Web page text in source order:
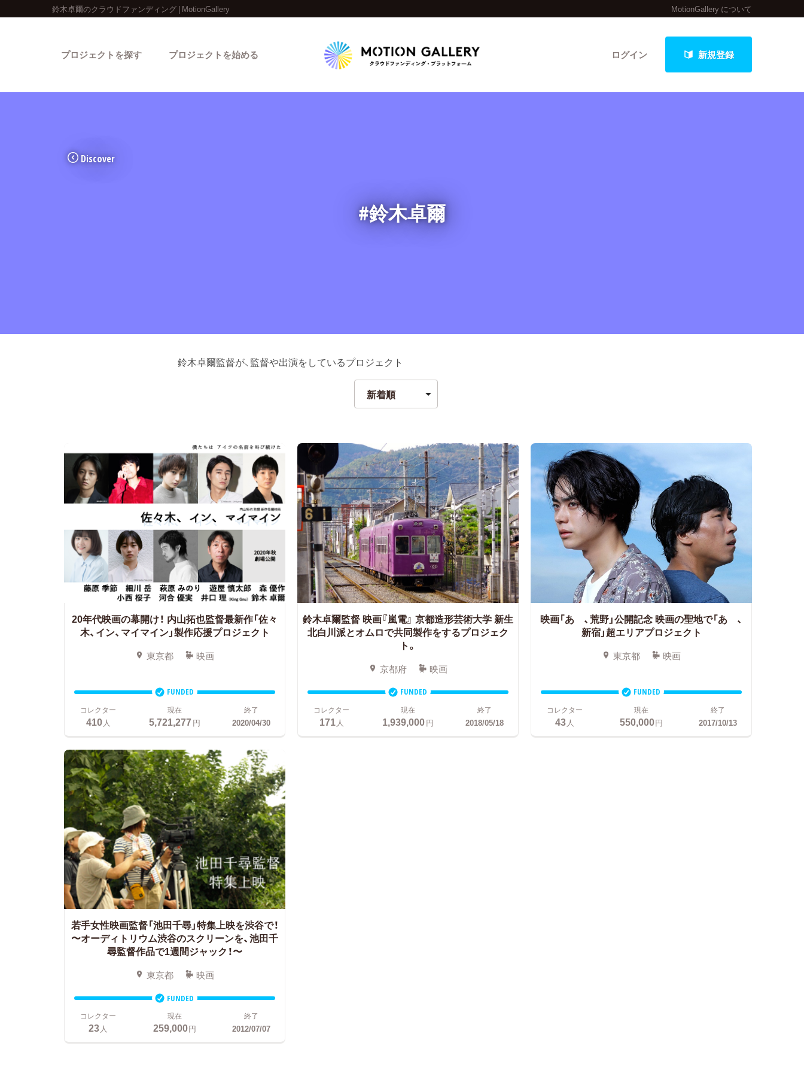
鈴木卓爾のクラウドファンディング | MotionGallery MotionGallery について
ログイン 新規登録
プロジェクトを探す
キュレーターから探す
プロジェクトを始める
Discover
#鈴木卓爾
鈴木卓爾監督が、監督や出演をしているプロジェクト
20年代映画の幕開け！ 内山拓也監督最新作「佐々
木、イン、マイマイン」製作応援プロジェクト
東京都 映画
FUNDED
コレクター
410 人
現在
5,721,277円
終了
2020/04/30
鈴木卓爾監督 映画『嵐電』 京都造形芸術大学 新生
北白川派とオムロで共同製作をするプロジェク
ト。
京都府 映画
FUNDED
コレクター
171 人
現在
1,939,000円
終了
2018/05/18
映画「あゝ、荒野」公開記念映画の聖地で「あゝ、
新宿」超エリアプロジェクト
東京都 映画
FUNDED
コレクター
43 人
現在
550,000円
終了
2017/10/13
若手女性映画監督「池田千尋」特集上映を渋谷で！
〜オーディトリウム渋谷のスクリーンを、池田千
尋監督作品で1週間ジャック！〜
東京都 映画
FUNDED
コレクター
23人
現在
259,000円
終了
2012/07/07